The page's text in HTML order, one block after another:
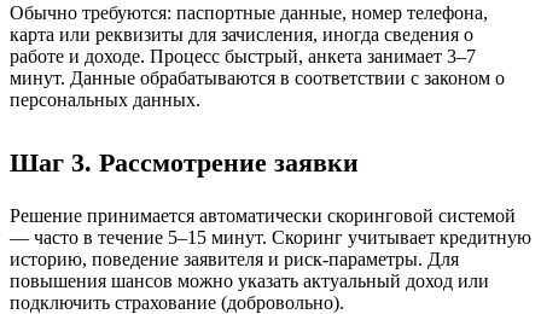
Обычно требуются: паспортные данные, номер телефона,
карта или реквизиты для зачисления, иногда сведения о
работе и доходе. Процесс быстрый, анкета занимает 3–7
минут. Данные обрабатываются в соответствии с законом о
персональных данных.
Шаг 3. Рассмотрение заявки
Решение принимается автоматически скоринговой системой
— часто в течение 5–15 минут. Скоринг учитывает кредитную
историю, поведение заявителя и риск-параметры. Для
повышения шансов можно указать актуальный доход или
подключить страхование (добровольно).